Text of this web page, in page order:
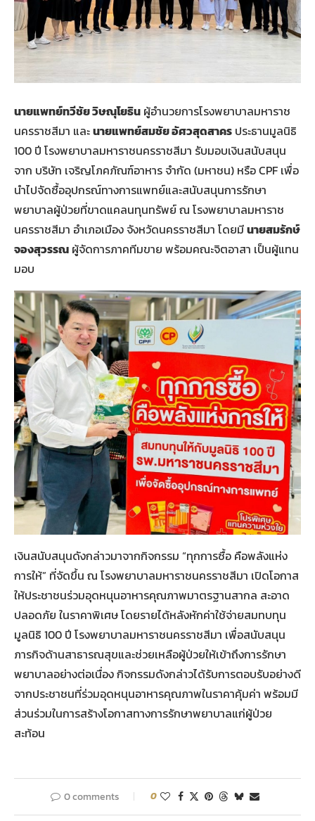
นายแพทย์ทวีชัย วิษณุโยธิน ผู้อำนวยการโรงพยาบาลมหาราช
นครราชสีมา และนายแพทย์สมชัย อัศวสุดสาคร ประธานมูลนิธิ
100 ปี โรงพยาบาลมหาราชนครราชสีมา รับมอบเงินสนับสนุน
จาก บริษัท เจริญโภคภัณฑ์อาหาร จำกัด (มหาชน) หรือ CPF เพื่อ
นำไปจัดซื้ออุปกรณ์ทางการแพทย์และสนับสนุนการรักษา
พยาบาลผู้ป่วยที่ขาดแคลนทุนทรัพย์ ณ โรงพยาบาลมหาราช
นครราชสีมา อำเภอเมือง จังหวัดนครราชสีมา โดยมีนายสมรักษ์
จองสุวรรณ ผู้จัดการภาคทีมขาย พร้อมคณะจิตอาสา เป็นผู้แทน
มอบ
เงินสนับสนุนดังกล่าวมาจากกิจกรรม “ทุกการซื้อ คือพลังแห่ง
การให้” ที่จัดขึ้น ณ โรงพยาบาลมหาราชนครราชสีมา เปิดโอกาส
ให้ประชาชนร่วมอุดหนุนอาหารคุณภาพมาตรฐานสากล สะอาด
ปลอดภัย ในราคาพิเศษ โดยรายได้หลังหักค่าใช้จ่ายสมทบทุน
มูลนิธิ 100 ปี โรงพยาบาลมหาราชนครราชสีมา เพื่อสนับสนุน
ภารกิจด้านสาธารณสุขและช่วยเหลือผู้ป่วยให้เข้าถึงการรักษา
พยาบาลอย่างต่อเนื่อง กิจกรรมดังกล่าวได้รับการตอบรับอย่างดี
จากประชาชนที่ร่วมอุดหนุนอาหารคุณภาพในราคาคุ้มค่า พร้อมมี
ส่วนร่วมในการสร้างโอกาสทางการรักษาพยาบาลแก่ผู้ป่วย
สะท้อน
0 comments 0